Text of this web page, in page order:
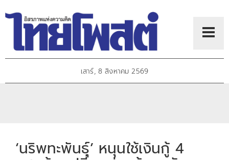
เสาร์, 8 สิงหาคม 2569
‘นริพทะพันธุ์’ หนุนใช้เงินกู้ 4